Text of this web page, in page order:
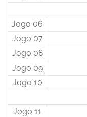
Jogo 06
Jogo 07
Jogo 08
Jogo 09
Jogo 10
Jogo 11